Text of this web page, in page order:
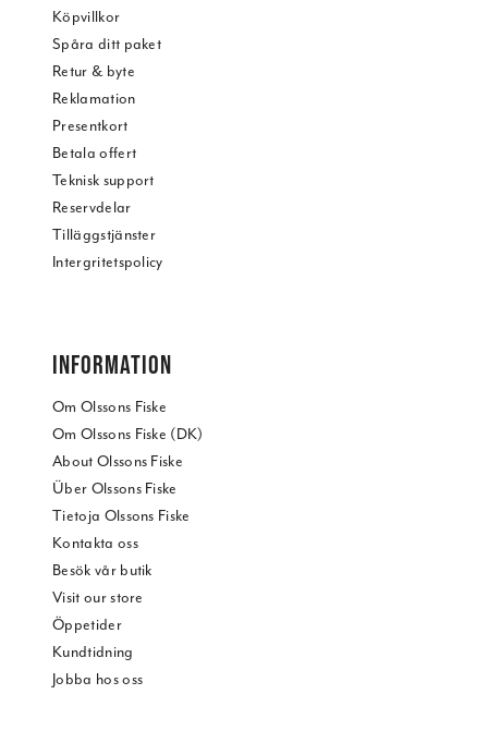
Köpvillkor
Spåra ditt paket
Retur & byte
Reklamation
Presentkort
Betala offert
Teknisk support
Reservdelar
Tilläggstjänster
Intergritetspolicy
INFORMATION
Om Olssons Fiske
Om Olssons Fiske (DK)
About Olssons Fiske
Über Olssons Fiske
Tietoja Olssons Fiske
Kontakta oss
Besök vår butik
Visit our store
Öppetider
Kundtidning
Jobba hos oss